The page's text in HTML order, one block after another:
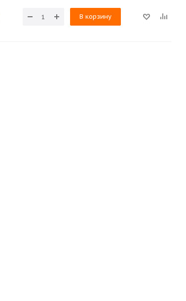
В корзину